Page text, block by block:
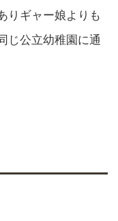
りギャー娘よりも
じ公立幼稚園に通